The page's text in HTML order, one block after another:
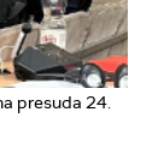
presuda 24.